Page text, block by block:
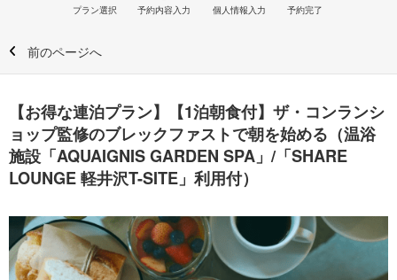
プラン選択
予約内容入力
個人情報入力
予約完了
前のページへ
【お得な連泊プラン】【1泊朝食付】ザ・コンランシ
ョップ監修のブレックファストで朝を始める（温浴
施設「AQUAIGNIS GARDEN SPA」/「SHARE
LOUNGE 軽井沢T-SITE」利用付）